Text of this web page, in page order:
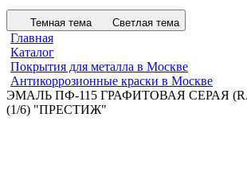
Темная тема Светлая тема
Главная
Каталог
Покрытия для металла в Москве
Антикоррозионные краски в Москве
ЭМАЛЬ ПФ-115 ГРАФИТОВАЯ СЕРАЯ
(1/6) "ПРЕСТИЖ"